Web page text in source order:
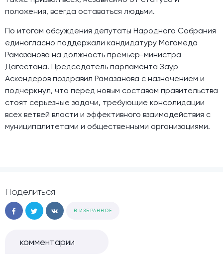
положения, всегда оставаться людьми.
По итогам обсуждения депутаты Народного Собрания
единогласно поддержали кандидатуру Магомеда
Рамазанова на должность премьер-министра
Дагестана. Председатель парламента Заур
Аскендеров поздравил Рамазанова с назначением и
подчеркнул, что перед новым составом правительства
стоят серьезные задачи, требующие консолидации
всех ветвей власти и эффективного взаимодействия с
муниципалитетами и общественными организациями.
Поделиться
В ИЗБРАННОЕ
комментарии